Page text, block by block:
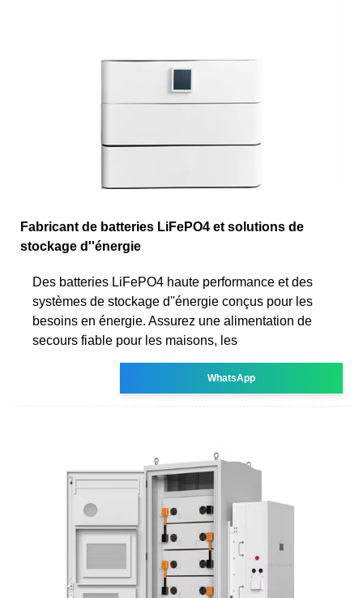
Fabricant de batteries LiFePO4 et solutions de
stockage d''énergie
Des batteries LiFePO4 haute performance et des
systèmes de stockage d''énergie conçus pour les
besoins en énergie. Assurez une alimentation de
secours fiable pour les maisons, les
WhatsApp